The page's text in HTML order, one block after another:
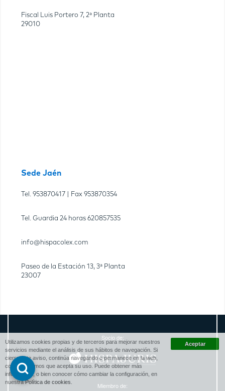
Fiscal Luis Portero 7, 2ª Planta
29010
Sede Jaén
Tel. 953870417 | Fax 953870354
Tel. Guardia 24 horas 620857535
info@hispacolex.com
Paseo de la Estación 13, 3ª Planta
23007
Socio de:
Miembro de:
Utilizamos cookies propias y de terceros para mejorar nuestros
servicios mediante el análisis de sus hábitos de navegación. Si
cierra este aviso, continúa navegando o permanece en la web,
consideraremos que acepta su uso. Puede obtener más
información, o bien conocer cómo cambiar la configuración, en
nuestraPolítica de cookies